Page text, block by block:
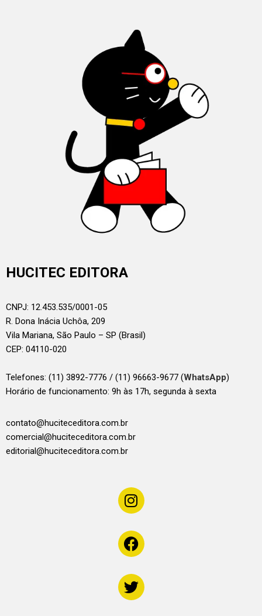
HUCITEC EDITORA
CNPJ: 12.453.535/0001-05
R. Dona Inácia Uchôa, 209
Vila Mariana, São Paulo – SP (Brasil)
CEP: 04110-020
Telefones: (11) 3892-7776 / (11) 96663-9677 (WhatsApp)
Horário de funcionamento: 9h às 17h, segunda à sexta
contato@huciteceditora.com.br
comercial@huciteceditora.com.br
editorial@huciteceditora.com.br